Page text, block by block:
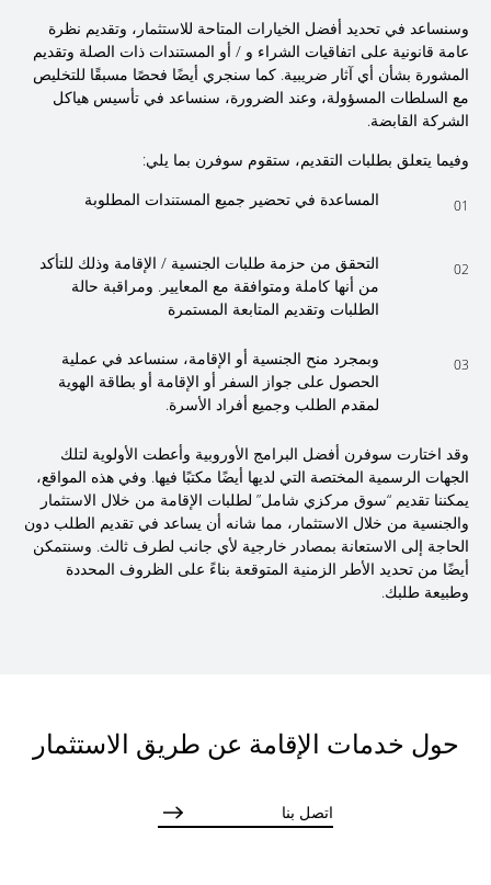
وسنساعد في تحديد أفضل الخيارات المتاحة للاستثمار، وتقديم نظرة
عامة قانونية على اتفاقيات الشراء و / أو المستندات ذات الصلة وتقديم
المشورة بشأن أي آثار ضريبية. كما سنجري أيضًا فحصًا مسبقًا للتخليص
مع السلطات المسؤولة، وعند الضرورة، سنساعد في تأسيس هياكل
الشركة القابضة.
وفيما يتعلق بطلبات التقديم، ستقوم سوفرن بما يلي:
01 المساعدة في تحضير جميع المستندات المطلوبة
02
التحقق من حزمة طلبات الجنسية / الإقامة وذلك للتأكد
من أنها كاملة ومتوافقة مع المعايير. ومراقبة حالة
الطلبات وتقديم المتابعة المستمرة
03
وبمجرد منح الجنسية أو الإقامة، سنساعد في عملية
الحصول على جواز السفر أو الإقامة أو بطاقة الهوية
لمقدم الطلب وجميع أفراد الأسرة.
وقد اختارت سوفرن أفضل البرامج الأوروبية وأعطت الأولوية لتلك
الجهات الرسمية المختصة التي لديها أيضًا مكتبًا فيها. وفي هذه المواقع،
يمكننا تقديم “سوق مركزي شامل” لطلبات الإقامة من خلال الاستثمار
والجنسية من خلال الاستثمار، مما شانه أن يساعد في تقديم الطلب دون
الحاجة إلى الاستعانة بمصادر خارجية لأي جانب لطرف ثالث. وسنتمكن
أيضًا من تحديد الأطر الزمنية المتوقعة بناءً على الظروف المحددة
وطبيعة طلبك.
حول خدمات الإقامة عن طريق الاستثمار
اتصل بنا